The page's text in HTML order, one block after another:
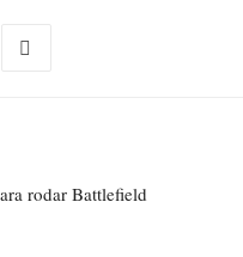
rodar Battlefield